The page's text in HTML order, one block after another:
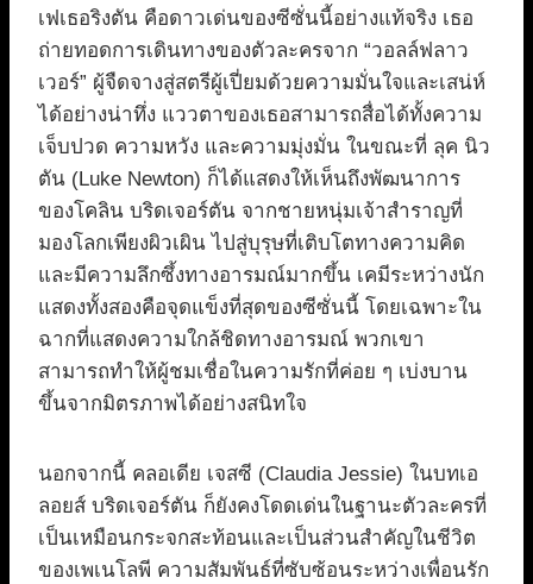
เฟเธอริงตัน คือดาวเด่นของซีซั่นนี้อย่างแท้จริง เธอ
ถ่ายทอดการเดินทางของตัวละครจาก “วอลล์ฟลาว
เวอร์” ผู้จืดจางสู่สตรีผู้เปี่ยมด้วยความมั่นใจและเสน่ห์
ได้อย่างน่าทึ่ง แววตาของเธอสามารถสื่อได้ทั้งความ
เจ็บปวด ความหวัง และความมุ่งมั่น ในขณะที่ ลุค นิว
ตัน (Luke Newton) ก็ได้แสดงให้เห็นถึงพัฒนาการ
ของโคลิน บริดเจอร์ตัน จากชายหนุ่มเจ้าสำราญที่
มองโลกเพียงผิวเผิน ไปสู่บุรุษที่เติบโตทางความคิด
และมีความลึกซึ้งทางอารมณ์มากขึ้น เคมีระหว่างนัก
แสดงทั้งสองคือจุดแข็งที่สุดของซีซั่นนี้ โดยเฉพาะใน
ฉากที่แสดงความใกล้ชิดทางอารมณ์ พวกเขา
สามารถทำให้ผู้ชมเชื่อในความรักที่ค่อย ๆ เบ่งบาน
ขึ้นจากมิตรภาพได้อย่างสนิทใจ
นอกจากนี้ คลอเดีย เจสซี (Claudia Jessie) ในบทเอ
ลอยส์ บริดเจอร์ตัน ก็ยังคงโดดเด่นในฐานะตัวละครที่
เป็นเหมือนกระจกสะท้อนและเป็นส่วนสำคัญในชีวิต
ของเพเนโลพี ความสัมพันธ์ที่ซับซ้อนระหว่างเพื่อนรัก